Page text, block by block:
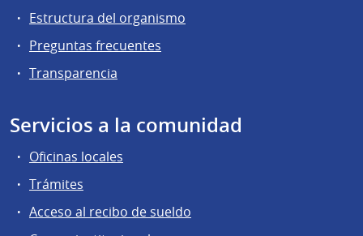
Estructura del organismo
Preguntas frecuentes
Transparencia
Servicios a la comunidad
Oficinas locales
Trámites
Acceso al recibo de sueldo